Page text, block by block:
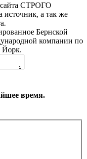
СТРОГО
а так же
Бернской
компании по
Йорк.
время.